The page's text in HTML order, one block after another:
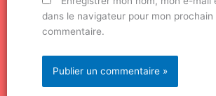
dans le navigateur pour mon prochain
commentaire.